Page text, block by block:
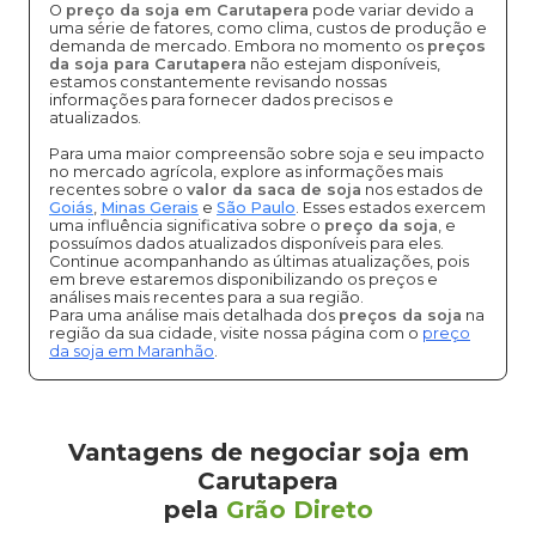
O preço da soja em Carutapera pode variar devido a
uma série de fatores, como clima, custos de produção e
demanda de mercado. Embora no momento os preços
da soja para Carutapera não estejam disponíveis,
estamos constantemente revisando nossas
informações para fornecer dados precisos e
atualizados.
Para uma maior compreensão sobre soja e seu impacto
no mercado agrícola, explore as informações mais
recentes sobre o valor da saca de soja nos estados de
Goiás, Minas Gerais e São Paulo. Esses estados exercem
uma influência significativa sobre o preço da soja, e
possuímos dados atualizados disponíveis para eles.
Continue acompanhando as últimas atualizações, pois
em breve estaremos disponibilizando os preços e
análises mais recentes para a sua região.
Para uma análise mais detalhada dos preços da soja na
região da sua cidade, visite nossa página com o preço
da soja em Maranhão.
Vantagens de negociar soja em
Carutapera
pela Grão Direto